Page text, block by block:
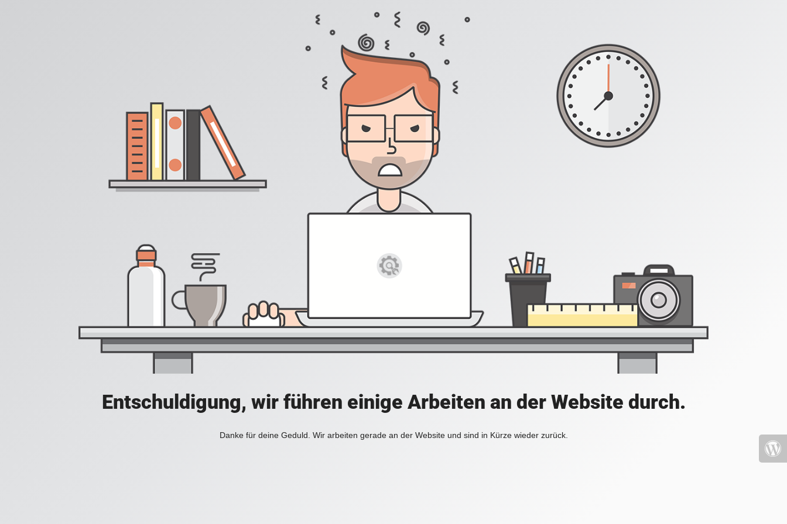
Entschuldigung, wir führen einige Arbeiten an der Website durch.
Danke für deine Geduld. Wir arbeiten gerade an der Website und sind in Kürze wieder zurück.